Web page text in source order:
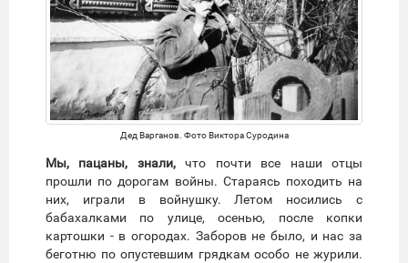
Дед Варганов. Фото Виктора Суродина
Мы, пацаны, знали,что почти все наши отцы
прошли по дорогам войны. Стараясь походить на
них, играли в войнушку. Летом носились с
бабахалками по улице, осенью, после копки
картошки - в огородах. Заборов не было, и нас за
беготню по опустевшим грядкам особо не журили.